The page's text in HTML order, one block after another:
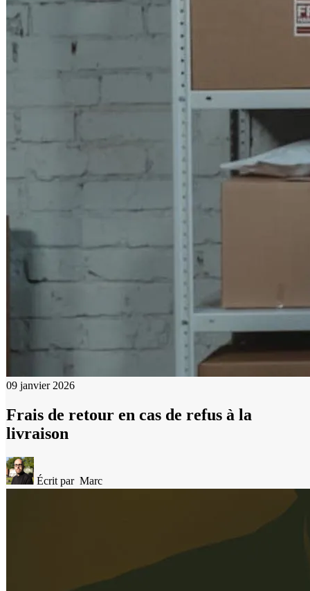
09 janvier 2026
Frais de retour en cas de refus à la
livraison
Écrit par Marc